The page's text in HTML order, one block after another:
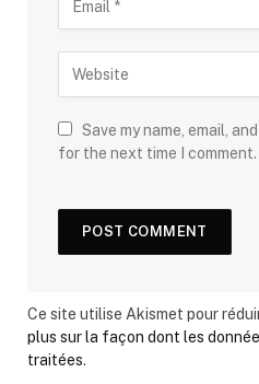
Save my name, email,
for the next time I comment.
Ce site utilise Akismet pour
plus sur la façon dont les
traitées.